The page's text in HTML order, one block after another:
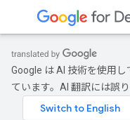
Google は AI 技術を使用
ています。AI 翻訳には誤